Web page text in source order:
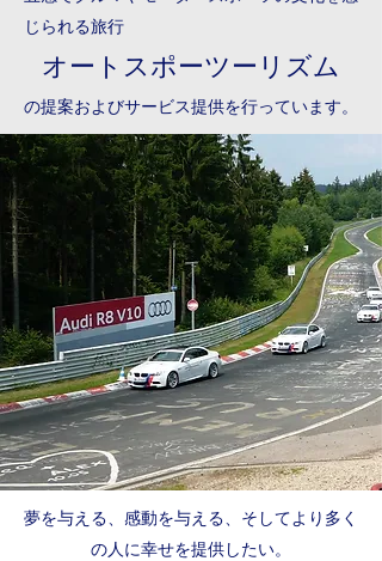
じられる旅行
オートスポーツーリズム
の提案およびサービス提供を行っています。
夢を与える、感動を与える、そしてより多く
の人に幸せを提供したい。